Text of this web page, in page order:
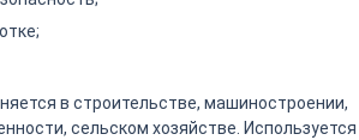
в строительстве, машиностроении,
сельском хозяйстве. Используется